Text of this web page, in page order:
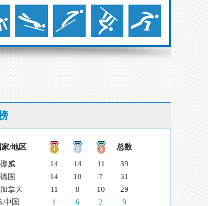
家/地区 总数
挪威 14 14 11
39
德国 14 10 7
31
加拿大 11 8 10
29
中国 1 6 2 9